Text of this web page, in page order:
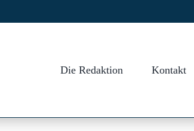
Die Redaktion Kontakt